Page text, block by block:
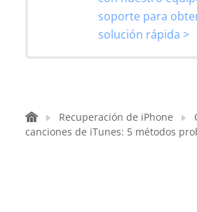
soporte para
solución rápida >
Recuperación de iPhone
canciones de iTunes: 5 métodos